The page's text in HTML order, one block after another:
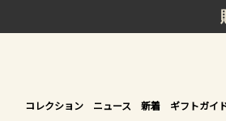
コレクション ニュース 新着 ギフトガイ